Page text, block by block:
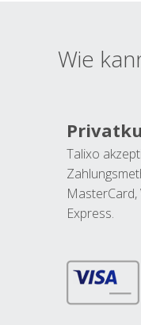
Wie
Talixo
MasterCard,
Express.